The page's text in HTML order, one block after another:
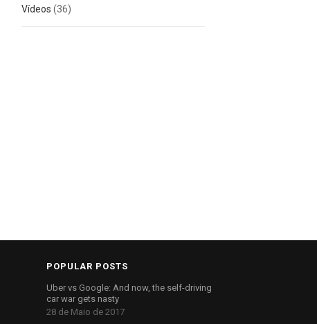
Vídeos (36)
POPULAR POSTS
Uber vs Google: And now, the self-driving
car war gets nasty
28 de Maio de 2017